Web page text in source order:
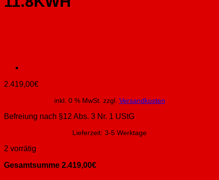
2.419,00€
inkl. 0 % MwSt. zzgl. Versandkosten
Befreiung nach §12 Abs. 3 Nr. 1 UStG
Lieferzeit: 3-5 Werktage
2 vorrätig
Gesamtsumme 2.419,00€